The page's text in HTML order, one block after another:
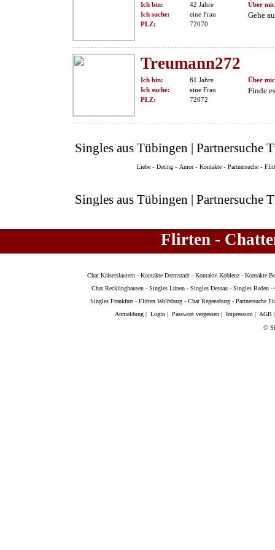
Ich bin:
42 Jahre
Ich suche:
eine Frau
PLZ:
72070
Über
Gehe
Treumann272
Ich bin:
61 Jahre
Ich suche:
eine Frau
PLZ:
72072
Über
Finde
Singles aus Tübingen |
Liebe - Dating - Amor- Kontakte - Partnersuche -
Singles aus Tübingen |
Flirten -
Chat Kaiserslautern -Kontakte Darmstadt -Kontakte Koblenz -Kontakte
Chat Recklinghausen -Singles Lünen -Singles Dessau -Singles Baden -
Singles Frankfurt - Flirten Wolfsburg - Chat Regensburg - Partnersuche
Anmeldung |Login |Passwort vergessen |Impressum | AGB
©